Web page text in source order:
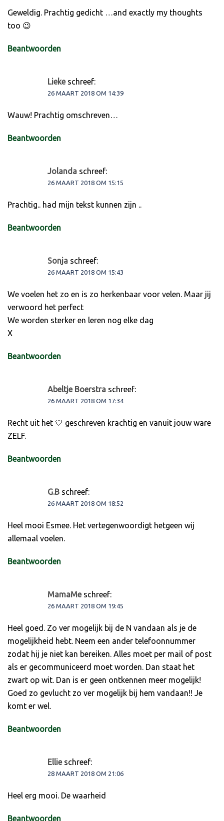
Geweldig. Prachtig gedicht …and exactly my thoughts
too 😉
Beantwoorden
Lieke schreef:
26 MAART 2018 OM 14:39
Wauw! Prachtig omschreven…
Beantwoorden
Jolanda schreef:
26 MAART 2018 OM 15:15
Prachtig.. had mijn tekst kunnen zijn ..
Beantwoorden
Sonja schreef:
26 MAART 2018 OM 15:43
We voelen het zo en is zo herkenbaar voor velen. Maar jij
verwoord het perfect
We worden sterker en leren nog elke dag
X
Beantwoorden
Abeltje Boerstra schreef:
26 MAART 2018 OM 17:34
Recht uit het 💛 geschreven krachtig en vanuit jouw ware
ZELF.
Beantwoorden
G.B schreef:
26 MAART 2018 OM 18:52
Heel mooi Esmee. Het vertegenwoordigt hetgeen wij
allemaal voelen.
Beantwoorden
MamaMe schreef:
26 MAART 2018 OM 19:45
Heel goed. Zo ver mogelijk bij de N vandaan als je de
mogelijkheid hebt. Neem een ander telefoonnummer
zodat hij je niet kan bereiken. Alles moet per mail of post
als er gecommuniceerd moet worden. Dan staat het
zwart op wit. Dan is er geen ontkennen meer mogelijk!
Goed zo gevlucht zo ver mogelijk bij hem vandaan!! Je
komt er wel.
Beantwoorden
Ellie schreef:
28 MAART 2018 OM 21:06
Heel erg mooi. De waarheid
Beantwoorden